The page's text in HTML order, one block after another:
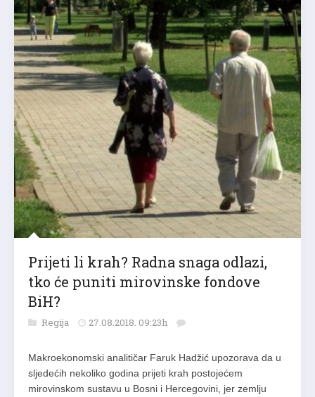
Prijeti li krah? Radna snaga odlazi,
tko će puniti mirovinske fondove
BiH?
Regija 27.08.2018. 09:23h
Makroekonomski analitičar Faruk Hadžić upozorava da u
sljedećih nekoliko godina prijeti krah postojećem
mirovinskom sustavu u Bosni i Hercegovini, jer zemlju